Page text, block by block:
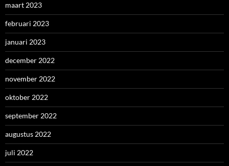
maart 2023
februari 2023
januari 2023
december 2022
november 2022
oktober 2022
september 2022
augustus 2022
juli 2022